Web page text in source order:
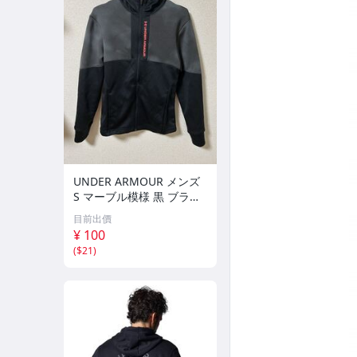
UNDER ARMOUR メンズ
S マーブル模様 黒 ブラッ
ク グレー ジャージ パーカ
ー アンダーアーマー スポ
ーツ トレーニング フルジ
ップ
目前出價
¥ 100
($21)